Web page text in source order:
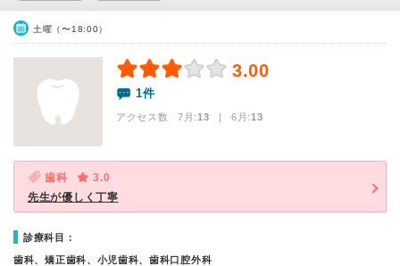
土曜（〜18:00）
3.00
1件
アクセス数 7月:13 | 6月:13
歯科
3.0
先生が優しく丁寧
診療科目：
歯科、矯正歯科、小児歯科、歯科口腔外科